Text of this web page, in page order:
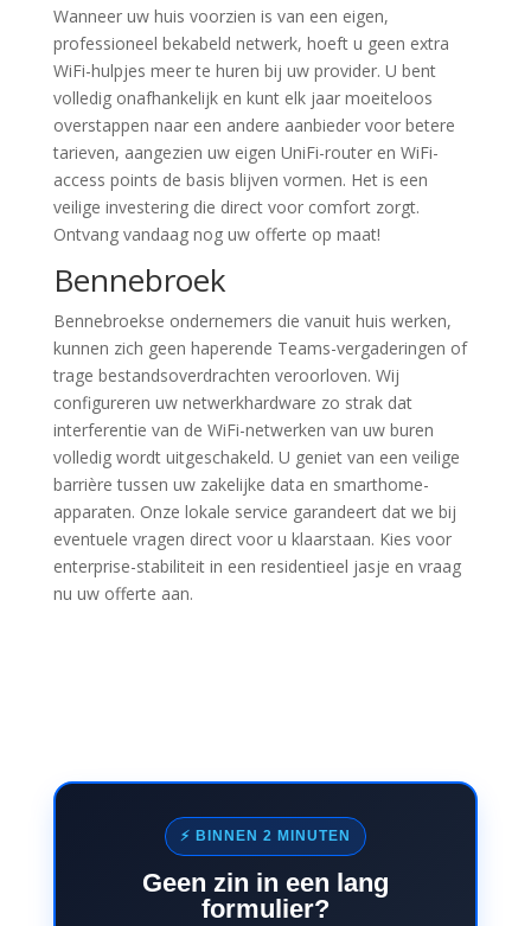
Wanneer uw huis voorzien is van een eigen,
professioneel bekabeld netwerk, hoeft u geen extra
WiFi-hulpjes meer te huren bij uw provider. U bent
volledig onafhankelijk en kunt elk jaar moeiteloos
overstappen naar een andere aanbieder voor betere
tarieven, aangezien uw eigen UniFi-router en WiFi-
access points de basis blijven vormen. Het is een
veilige investering die direct voor comfort zorgt.
Ontvang vandaag nog uw offerte op maat!
Bennebroek
Bennebroekse ondernemers die vanuit huis werken,
kunnen zich geen haperende Teams-vergaderingen of
trage bestandsoverdrachten veroorloven. Wij
configureren uw netwerkhardware zo strak dat
interferentie van de WiFi-netwerken van uw buren
volledig wordt uitgeschakeld. U geniet van een veilige
barrière tussen uw zakelijke data en smarthome-
apparaten. Onze lokale service garandeert dat we bij
eventuele vragen direct voor u klaarstaan. Kies voor
enterprise-stabiliteit in een residentieel jasje en vraag
nu uw offerte aan.
⚡ BINNEN 2 MINUTEN
Geen zin in een lang
formulier?